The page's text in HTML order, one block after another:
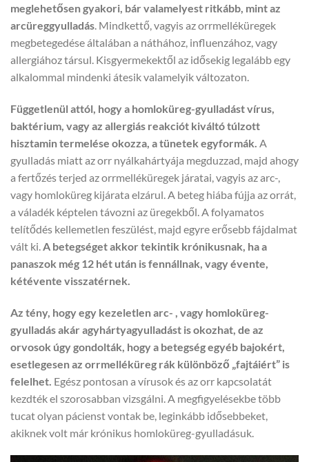
meglehetősen gyakori, bár valamelyest ritkább, mint az
arcüreggyulladás. Mindkettő, vagyis az orrmelléküregek
megbetegedése általában a náthához, influenzához, vagy
allergiához társul. Kisgyermekektől az idősekig legalább egy
alkalommal mindenki átesik valamelyik változaton.
Függetlenül attól, hogy a homloküreg-gyulladást vírus,
baktérium, vagy az allergiás reakciót kiváltó túlzott
hisztamin termelése okozza, a tünetek egyformák. A
gyulladás miatt az orr nyálkahártyája megduzzad, majd ahogy
a fertőzés terjed az orrmelléküregek járatai, vagyis az arc-,
vagy homloküreg kijárata elzárul. A beteg hiába fújja az orrát,
a váladék képtelen távozni az üregekből. A folyamatos
telítődés kellemetlen feszülést, majd egyre erősebb fájdalmat
vált ki.A betegséget akkor tekintik krónikusnak, ha a
panaszok még 12 hét után is fennállnak, vagy évente,
kétévente visszatérnek.
Az tény, hogy egy kezeletlen arc- , vagy homloküreg-
gyulladás akár agyhártyagyulladást is okozhat, de az
orvosok úgy gondolták, hogy a betegség egyéb bajokért,
esetlegesen az orrmelléküreg rák különböző „fajtáiért” is
felelhet. Egész pontosan a vírusok és az orr kapcsolatát
kezdték el szorosabban vizsgálni. A megfigyelésekbe több
tucat olyan pácienst vontak be, leginkább idősebbeket,
akiknek volt már krónikus homloküreg-gyulladásuk.